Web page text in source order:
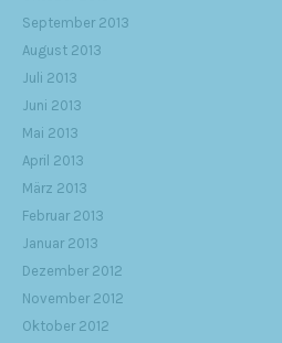
September 2013
August 2013
Juli 2013
Juni 2013
Mai 2013
April 2013
März 2013
Februar 2013
Januar 2013
Dezember 2012
November 2012
Oktober 2012